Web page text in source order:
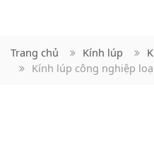
Trang chủ Kính lúp
Kính lúp công nghiệp